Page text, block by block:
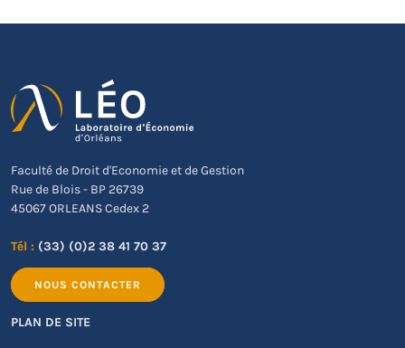
Faculté de Droit d'Economie et de Gestion
Rue de Blois - BP 26739
45067 ORLEANS Cedex 2
Tél : (33) (0)2 38 41 70 37
NOUS CONTACTER
PLAN DE SITE